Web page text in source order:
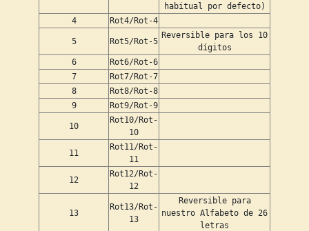
habitual por defecto)
4
Rot4/Rot-4
5 Rot5/Rot-5
Reversible para los 10
dígitos
6
Rot6/Rot-6
7
Rot7/Rot-7
8
Rot8/Rot-8
9
Rot9/Rot-9
10
Rot10/Rot-
10
11
Rot11/Rot-
11
12
Rot12/Rot-
12
13
Rot13/Rot-
13
Reversible para
nuestro Alfabeto de 26
letras